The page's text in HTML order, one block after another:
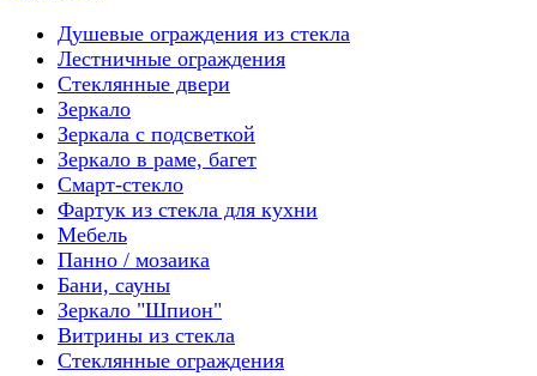
Душевые ограждения из стекла
Лестничные ограждения
Стеклянные двери
Зеркало
Зеркала с подсветкой
Зеркало в раме, багет
Смарт-стекло
Фартук из стекла для кухни
Мебель
Панно / мозаика
Бани, сауны
Зеркало "Шпион"
Витрины из стекла
Стеклянные ограждения